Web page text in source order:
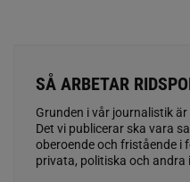
SÅ ARBETAR
Grunden i vår journalistik
Det vi publicerar ska vara
oberoende och fristående i
privata, politiska och andra